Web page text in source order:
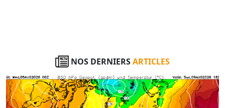
NOS DERNIERSARTICLES